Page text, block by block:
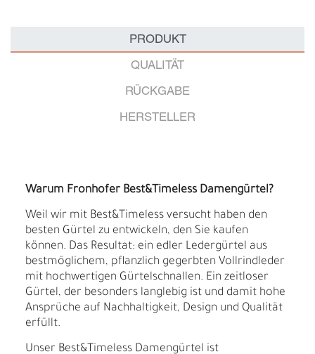
PRODUKT
QUALITÄT
RÜCKGABE
HERSTELLER
Warum Fronhofer Best&Timeless Damengürtel?
Weil wir mit Best&Timeless versucht haben den
besten Gürtel zu entwickeln, den Sie kaufen
können. Das Resultat: ein edler Ledergürtel aus
bestmöglichem, pflanzlich gegerbten Vollrindleder
mit hochwertigen Gürtelschnallen. Ein zeitloser
Gürtel, der besonders langlebig ist und damit hohe
Ansprüche auf Nachhaltigkeit, Design und Qualität
erfüllt.
Unser Best&Timeless Damengürtel ist